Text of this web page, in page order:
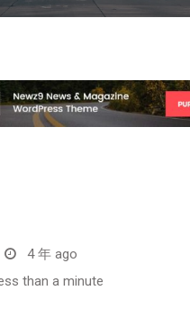
4 年 ago
than a minute